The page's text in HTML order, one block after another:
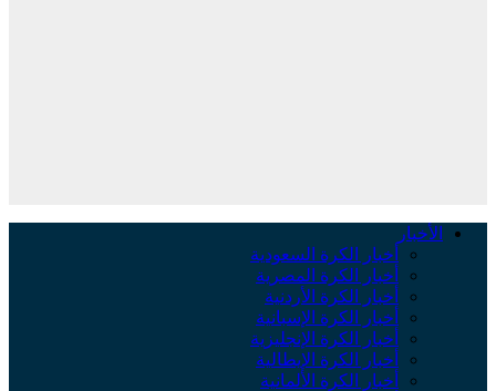
أخبار الكرة السعودية
أخبار الكرة المصرية
أخبار الكرة الأردنية
أخبار الكرة الإسبانية
أخبار الكرة الإنجليزية
أخبار الكرة الإيطالية
أخبار الكرة الألمانية